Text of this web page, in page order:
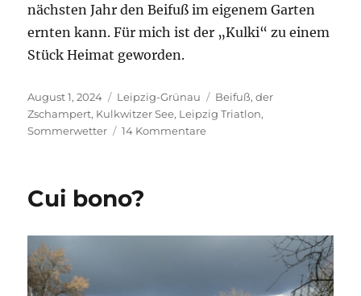
nächsten Jahr den Beifuß im eigenem Garten
ernten kann. Für mich ist der „Kulki“ zu einem
Stück Heimat geworden.
Veröffentlicht
am
August 1, 2024 Kategorien
Leipzig-Grünau Schlagwörter
Beifuß,der
Zschampert, Kulkwitzer See, Leipzig Triatlon,
Sommerwetter
14 Kommentarezu
Cui bono?